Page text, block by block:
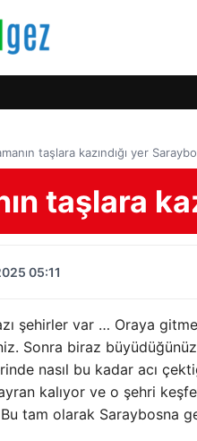
taşlara kazındığı yer
taşlara
05:11
şehirler var … Oraya
Sonra biraz
nasıl bu kadar acı
kalıyor ve o şehri
Bu tam olarak Saraybosna